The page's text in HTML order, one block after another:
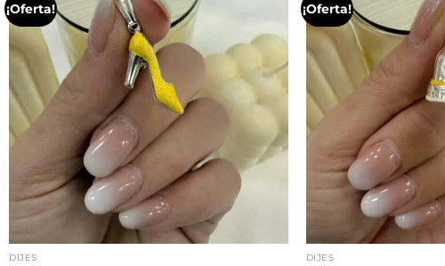
¡Oferta!
DIJES
¡Oferta!
DIJES